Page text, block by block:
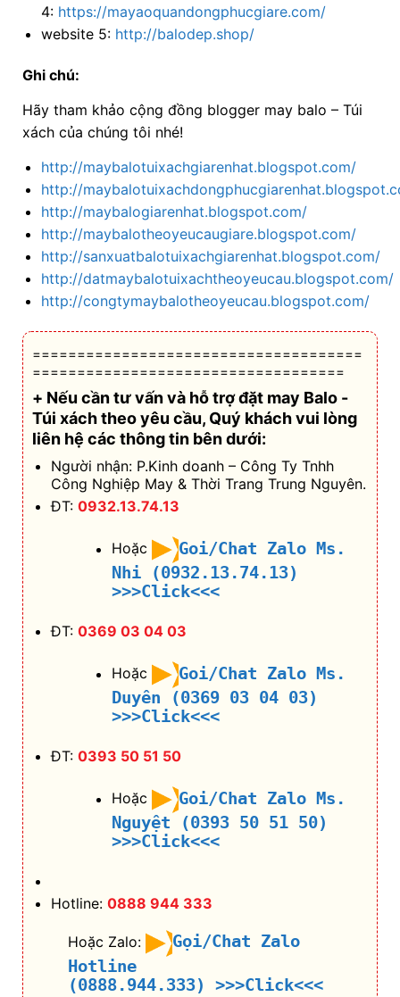
4: https://mayaoquandongphucgiare.com/
website 5: http://balodep.shop/
Ghi chú:
Hãy tham khảo cộng đồng blogger may balo – Túi
xách của chúng tôi nhé!
http://maybalotuixachgiarenhat.blogspot.com/
http://
http://maybalogiarenhat.blogspot.com/
http://maybalotheoyeucaugiare.blogspot.com/
http://sanxuatbalotuixachgiarenhat.blogspot.com/
http://datmaybalotuixachtheoyeucau.blogspot.com/
http://congtymaybalotheoyeucau.blogspot.com/
=====================================
===================================
+ Nếu cần tư vấn và hỗ trợđặt may Balo -
Túi xách theo yêu cầu, Quý khách vui lòng
liên hệ các thông tin bên dưới:
Người nhận: P.Kinh doanh – Công Ty Tnhh
Công Nghiệp May & Thời Trang Trung Nguyên.
ĐT: 0932.13.74.13
Hoặc
Goi/Chat Zalo Ms.
Nhi (0932.13.74.13)
>>>Click<<<
ĐT: 0369 03 04 03
Hoặc
Goi/Chat Zalo Ms.
Duyên (0369 03 04 03)
>>>Click<<<
ĐT: 0393 50 51 50
Hoặc
Goi/Chat Zalo Ms.
Nguyệt (0393 50 51 50)
>>>Click<<<
Hotline: 0888 944 333
Hoặc Zalo:
Gọi/Chat Zalo
Hotline
(0888.944.333)
>>>Click<<<